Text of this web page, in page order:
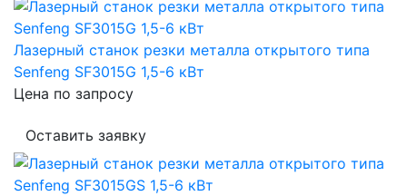
Лазерный станок резки металла открытого типа
Senfeng SF3015G 1,5-6 кВт
Цена по запросу
Оставить заявку